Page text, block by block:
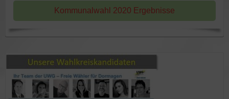
Kommunalwahl 2020 Ergebnisse